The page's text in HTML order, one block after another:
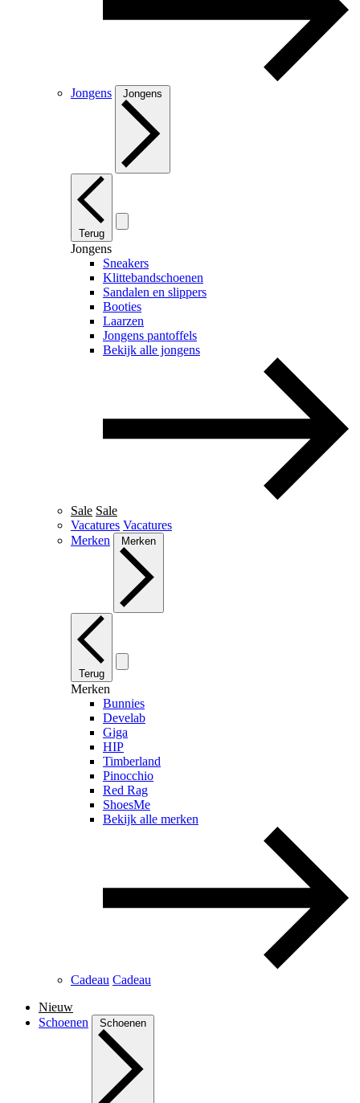
Jongens Jongens
Terug
Jongens
Sneakers
Klittebandschoenen
Sandalen en slippers
Booties
Laarzen
Jongens pantoffels
Bekijk alle jongens
Sale Sale
Vacatures Vacatures
Merken
Merken
Terug
Merken
Bunnies
Develab
Giga
HIP
Timberland
Pinocchio
Red Rag
ShoesMe
Bekijk alle merken
Cadeau Cadeau
Nieuw
Schoenen
Schoenen